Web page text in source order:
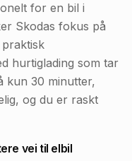
for en bil i
Skodas fokus på
hurtiglading som tar
kun 30 minutter,
og du er raskt
vei til elbil